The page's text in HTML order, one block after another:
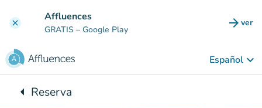
clear Affluences
GRATIS – Google Play arrow_forward ver
Español keyboard_arrow_down
arrow_leftVuelta:
Reserva